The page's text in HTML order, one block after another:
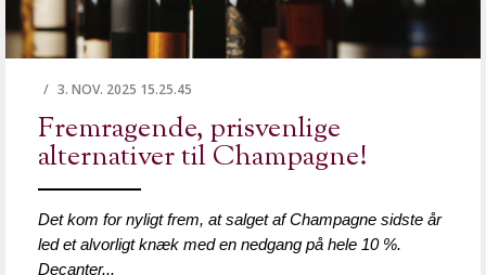
/ 3. NOV. 2025 15.25.45
Fremragende, prisvenlige
alternativer til Champagne!
Det kom for nyligt frem, at salget af Champagne sidste år
led et alvorligt knæk med en nedgang på hele 10 %.
Decanter...